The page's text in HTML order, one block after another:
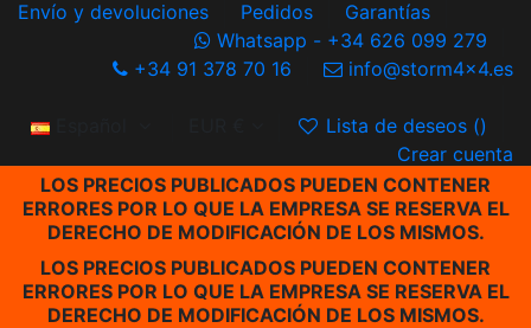
Envío y devoluciones Pedidos
Garantías
Whatsapp - +34 626 099 279
+34 91 378 70 16
info@storm4x4.es
Español Lista de deseos ()
Crear cuenta
LOS PRECIOS PUBLICADOS PUEDEN CONTENER
ERRORES POR LO QUE LA EMPRESA SE RESERVA EL
DERECHO DE MODIFICACIÓN DE LOS MISMOS.
LOS PRECIOS PUBLICADOS PUEDEN CONTENER
ERRORES POR LO QUE LA EMPRESA SE RESERVA EL
DERECHO DE MODIFICACIÓN DE LOS MISMOS.